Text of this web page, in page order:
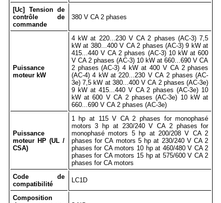
[Uc] Tension de
contrôle de
commande
380 V CA 2 phases
Puissance
moteur kW
4 kW at 220...230 V CA 2 phases (AC-3) 7,5
kW at 380...400 V CA 2 phases (AC-3) 9 kW at
415...440 V CA 2 phases (AC-3) 10 kW at 600
V CA 2 phases (AC-3) 10 kW at 660...690 V CA
2 phases (AC-3) 4 kW at 400 V CA 2 phases
(AC-4) 4 kW at 220...230 V CA 2 phases (AC-
3e) 7,5 kW at 380...400 V CA 2 phases (AC-3e)
9 kW at 415...440 V CA 2 phases (AC-3e) 10
kW at 600 V CA 2 phases (AC-3e) 10 kW at
660...690 V CA 2 phases (AC-3e)
Puissance
moteur HP (UL /
CSA)
1 hp at 115 V CA 2 phases for monophasé
motors 3 hp at 230/240 V CA 2 phases for
monophasé motors 5 hp at 200/208 V CA 2
phases for CA motors 5 hp at 230/240 V CA 2
phases for CA motors 10 hp at 460/480 V CA 2
phases for CA motors 15 hp at 575/600 V CA 2
phases for CA motors
Code de
compatibilité
LC1D
Composition